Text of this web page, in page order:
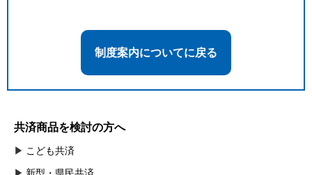
制度案内についてに戻る
共済商品を検討の方へ
こども共済